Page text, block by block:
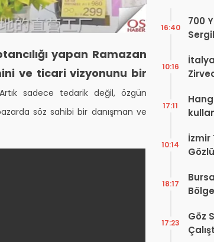
yapan Ramazan
ve ticari vizyonunu bir
Artık sadece tedarik değil, özgün
söz sahibi bir danışman ve
700
16:40
10:16
17:11
İzmir
10:14
18:17
Göz
17:23